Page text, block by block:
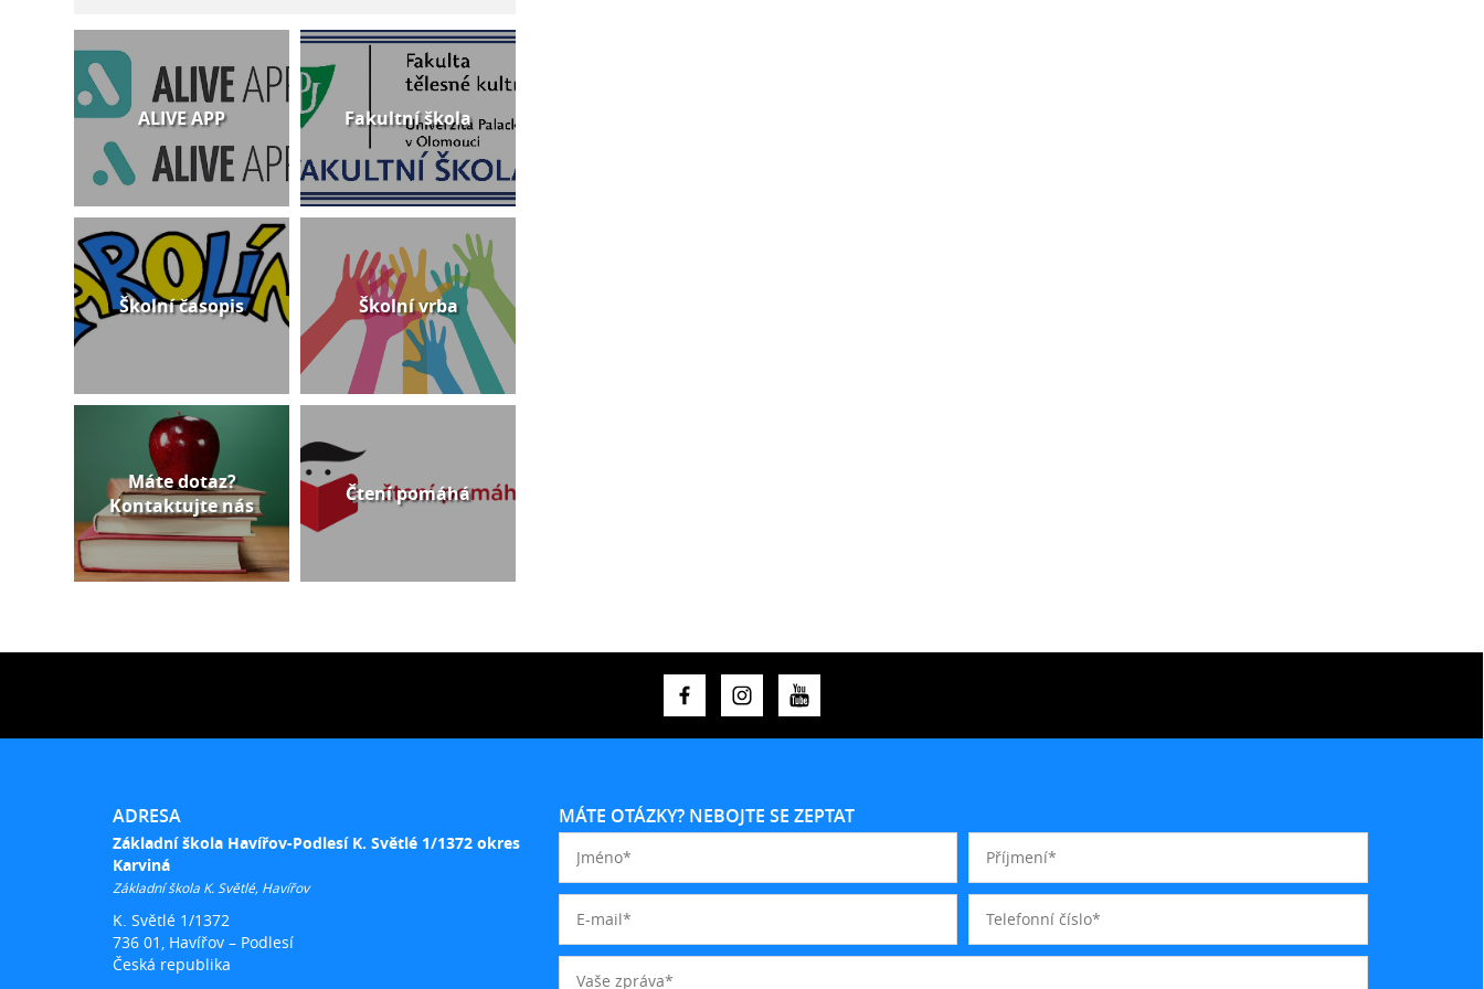
ALIVE APP Fakultní škola
Školní časopis Školní vrba
Máte dotaz?
Kontaktujte nás
Čtení pomáhá
ADRESA
Základní škola Havířov-Podlesí K. Světlé 1/1372 okres
Karviná
Základní škola K. Světlé, Havířov
K. Světlé 1/1372
736 01, Havířov – Podlesí
Česká republika
MÁTE OTÁZKY? NEBOJTE SE ZEPTAT